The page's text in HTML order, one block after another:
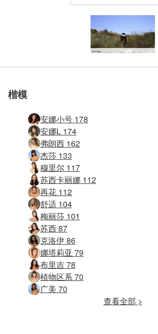
娜奥米桑迪宝贝 #152
纳奥米凉爽的阴影 #39
娜奥米桑迪宝贝 #89
纳奥米凉爽的阴影 #51
娜奥米桑迪宝贝 #77
Anna S 潜水服 #57
被评为世界排名第一的
加入我们
娜奥米瘦浸 #32
纳奥米凉爽的阴影 #27
娜奥米桑迪宝贝 #24
娜奥米桑迪宝贝 #116
娜奥米桑迪宝贝 #8
Melissa Suzie 和 Suzie Carina 在码头上表演 #29
被评为世界排名第一的
加入我们Melissa Suzie 和 Suzie Carina 在码头上表演 #21
Anna L 裸体海滩生活 #20
Melissa Suzie 和 Suzie Carina 在码头上表演 #22
Melissa Suzie 和 Suzie Carina 在码头上表演 #25
纳奥米凉爽的阴影 #19Coxy Flora Thea Zaika 4 天后 #27
被评为世界排名第一的
加入我们
娜奥米桑迪宝贝 #37
娜奥米瘦浸 #40娜奥米桑迪宝贝 #88
娜奥米桑迪宝贝 #12
娜奥米桑迪宝贝 #52
娜奥米瘦浸 #36苏西图卢姆海滩 #50
弗朗西赤裸裸的暴露狂 #30Coxy Flora Thea Zaika 桑迪 #41
海滩上的鲁斯兰娜 #22
被评为世界排名第一的
加入我们Ksenia裸体海滩 #27
苏西图卢姆海滩 #58
娜奥米热摇滚 #15
西蒙娜在海滩上的一天 #67Coxy Flora Thea Zaika 桑迪 #40
弗朗西赤裸裸的暴露狂 #29
被评为世界排名第一的
加入我们
海滩上的鲁斯兰娜 #42Coxy Flora Thea Zaika 4 天后 #18
弗朗西赤裸裸的暴露狂 #33
弗朗西赤裸裸的暴露狂 #25
弗朗西赤裸裸的暴露狂 #17
娜奥米热摇滚 #19
被评为世界排名第一的
加入我们Natalia 海滩流浪汉 #26
楷模
安娜小号 178
安娜L 174
弗朗西 162
杰莎 133
穆里尔 117
苏西卡丽娜 112
再花 112
舒适 104
梅丽莎 101
苏西 87
克洛伊 86
娜塔莉亚 79
布里吉 78
植物区系 70
广美 70
查看全部 >